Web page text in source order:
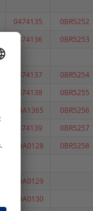
0474135
0BR5252
0474136
0BR5253
0474137
0BR5254
0474138
0BR5255
0DA1365
0BR5256
0474139
0BR5257
0DA0128
0BR5258
0DA0129
0DA0130